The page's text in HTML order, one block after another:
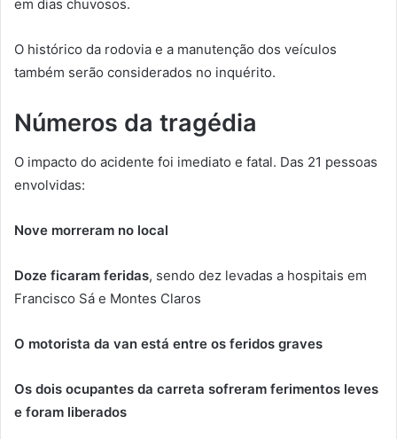
em dias chuvosos.
O histórico da rodovia e a manutenção dos veículos
também serão considerados no inquérito.
Números da tragédia
O impacto do acidente foi imediato e fatal. Das 21 pessoas
envolvidas:
Nove morreram no local
Doze ficaram feridas, sendo dez levadas a hospitais em
Francisco Sá e Montes Claros
O motorista da van está entre os feridos graves
Os dois ocupantes da carreta sofreram ferimentos leves
e foram liberados